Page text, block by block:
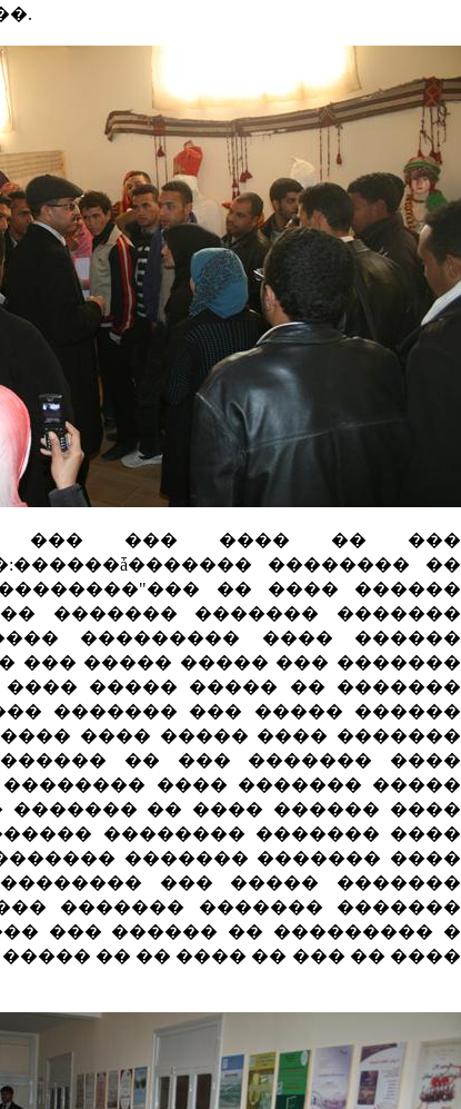
��� ��� ���� �� ���
�������� ��
�� ���� ������
������� ������� �������
��������� ���� ������
��� ����� ����� ��� �������
����� ����� �� �������
������� ��� ����� ������
���� ����� ���� �������
�� ��� ������� ����
���� ������� �����
������� �� ���� ������ ����
�������� ������� ����
������� ������� ����
��� ����� �������
������� ������� �������
��� ������ �� ��������� �
�� �� ���� �� ��� �� ����